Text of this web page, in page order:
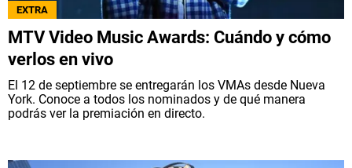
EXTRA
MTV Video Music Awards: Cuándo y cómo
verlos en vivo
El 12 de septiembre se entregarán los VMAs desde Nueva
York. Conoce a todos los nominados y de qué manera
podrás ver la premiación en directo.